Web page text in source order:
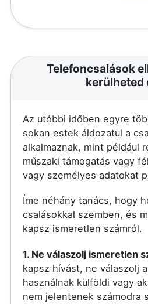
Telefoncsalások
kerülheted
Az utóbbi időben egyre
sokan estek áldozatul a
alkalmaznak, mint például
műszaki támogatás vagy
vagy személyes adatokat
Íme néhány tanács, hogy
csalásokkal szemben, és
kapsz ismeretlen számról.
1. Ne válaszolj ismeretlen
kapsz hívást, ne válaszolj
használnak külföldi vagy
nem jelentenek számodra